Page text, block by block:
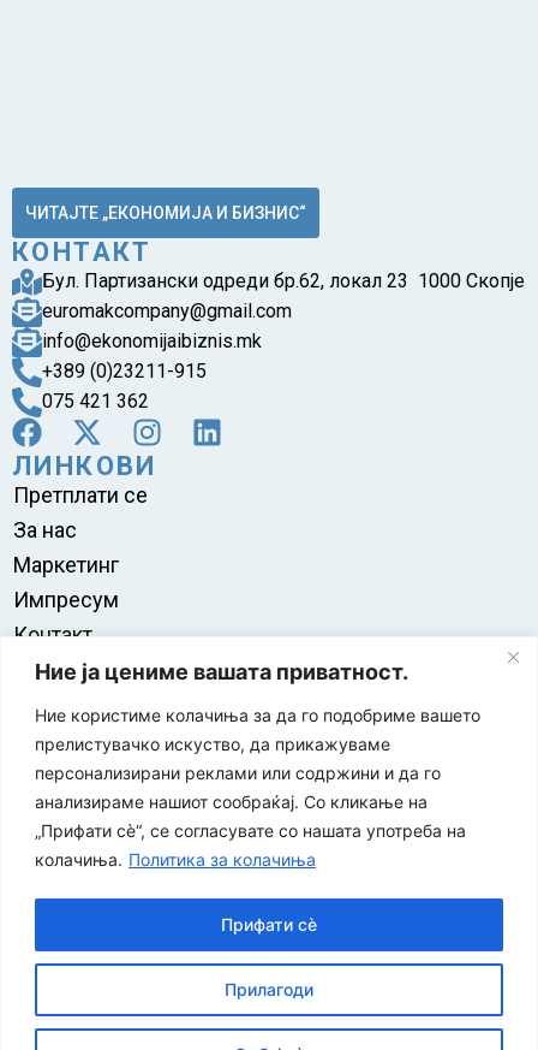
Ние ја цениме вашата приватност.
Ние користиме колачиња за да го подобриме вашето
прелистувачко искуство, да прикажуваме
персонализирани реклами или содржини и да го
анализираме нашиот сообраќај. Со кликање на
„Прифати сè“, се согласувате со нашата употреба на
колачиња. Политика за колачиња
Прилагоди
Прифати сè
ЧИТАЈТЕ „ЕКОНОМИЈА И БИЗНИС“
КОНТАКТ
Бул. Партизански одреди бр.62, локал 23 1000 Скопје
euromakcompany@gmail.com
info@ekonomijaibiznis.mk
+389 (0)23211-915
075 421 362
ЛИНКОВИ
Претплати се
За нас
Маркетинг
Импресум
Контакт
Правила на користење
за заштита на печатени медиуми